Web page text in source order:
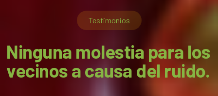
Testimonios
Ninguna molestia para los
vecinos a causa del ruido.